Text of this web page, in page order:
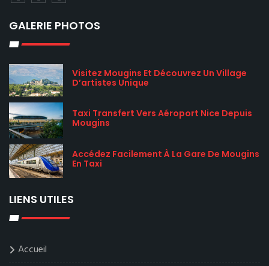
GALERIE PHOTOS
Visitez Mougins Et Découvrez Un Village
D’artistes Unique
Taxi Transfert Vers Aéroport Nice Depuis
Mougins
Accédez Facilement À La Gare De Mougins
En Taxi
LIENS UTILES
Accueil